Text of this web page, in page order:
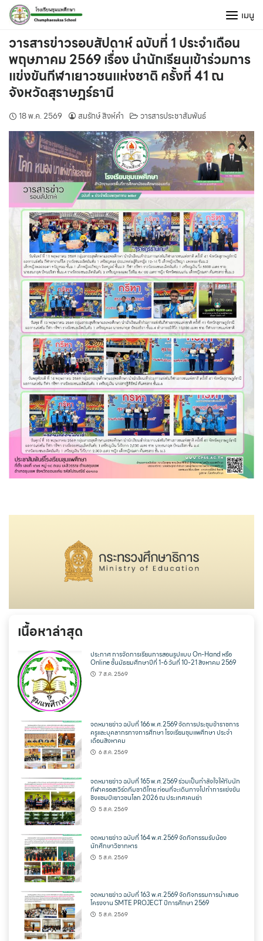
Skip
content
เมนู
วารสารข่าวรอบสัปดาห์ ฉบับที่ 1 ประจำเดือน
พฤษภาคม 2569 เรื่อง นำนักเรียนเข้าร่วมการ
แข่งขันกีฬาเยาวชนแห่งชาติ ครั้งที่ 41 ณ
จังหวัดสุราษฎร์ธานี
18 พ.ค. 2569 สมรักษ์ สิงห์คำ วารสารประชาสัมพันธ์
เนื้อหาล่าสุด
ประกาศ การจัดการเรียนการสอนรูปแบบ On-Hand หรือ
Online ชั้นมัธยมศึกษาปีที่ 1-6 วันที่ 10-21 สิงหาคม 2569
7 ส.ค. 2569
จดหมายข่าว ฉบับที่ 166 พ.ศ.2569 จัดการประชุมข้าราชการ
ครูและบุคลากรทางการศึกษา โรงเรียนชุมแพศึกษา ประจำ
เดือนสิงหาคม
6 ส.ค. 2569
จดหมายข่าว ฉบับที่ 165 พ.ศ.2569 ร่วมเป็นกำลังใจให้กับนัก
กีฬาครอสเวิร์ดทีมชาติไทย ก่อนที่จะเดินทางไปทำการแข่งขัน
ชิงแชมป์เยาวชนโลก 2026 ณ ประเทศเคนย่า
5 ส.ค. 2569
จดหมายข่าว ฉบับที่ 164 พ.ศ.2569 จัดกิจกรรมรับน้อง
นักศึกษาวิชาทหาร
5 ส.ค. 2569
จดหมายข่าว ฉบับที่ 163 พ.ศ.2569 จัดกิจกรรมการนำเสนอ
โครงงาน SMTE PROJECT ปีการศึกษา 2569
5 ส.ค. 2569